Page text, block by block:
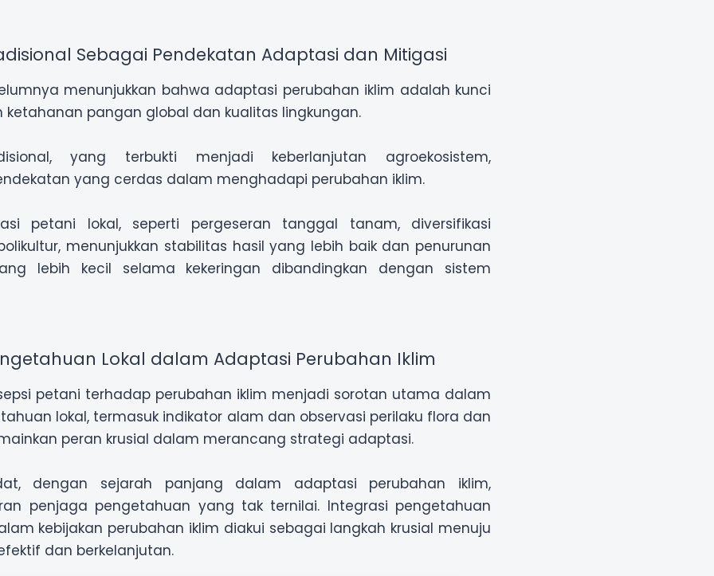
Sebagai Pendekatan Adaptasi dan Mitigasi
menunjukkan bahwa adaptasi perubahan iklim adalah kunci
ketahanan pangan global dan kualitas lingkungan.
yang terbukti menjadi keberlanjutan agroekosistem,
yang cerdas dalam menghadapi perubahan iklim.
petani lokal, seperti pergeseran tanggal tanam, diversifikasi
menunjukkan stabilitas hasil yang lebih baik dan penurunan
lebih kecil selama kekeringan dibandingkan dengan sistem
Lokal dalam Adaptasi Perubahan Iklim
petani terhadap perubahan iklim menjadi sorotan utama dalam
lokal, termasuk indikator alam dan observasi perilaku flora dan
peran krusial dalam merancang strategi adaptasi.
dengan sejarah panjang dalam adaptasi perubahan iklim,
penjaga pengetahuan yang tak ternilai. Integrasi pengetahuan
kebijakan perubahan iklim diakui sebagai langkah krusial menuju
dan berkelanjutan.